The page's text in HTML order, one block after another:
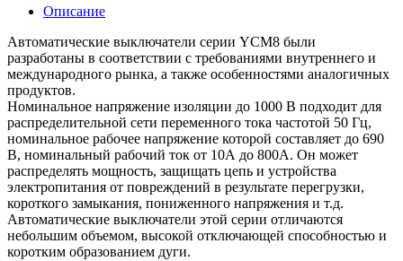
в
литом
корпусе
YCM8-
125
3P
40
A,
25/18kA
400V
H
(CNC
Electric)
Описание
Автоматические выключатели серии YCM8 были
разработаны в соответствии с требованиями внутреннего и
международного рынка, а также особенностями аналогичных
продуктов.
Номинальное напряжение изоляции до 1000 В подходит для
распределительной сети переменного тока частотой 50 Гц,
номинальное рабочее напряжение которой составляет до 690
В, номинальный рабочий ток от 10А до 800А. Он может
распределять мощность, защищать цепь и устройства
электропитания от повреждений в результате перегрузки,
короткого замыкания, пониженного напряжения и т.д.
Автоматические выключатели этой серии отличаются
небольшим объемом, высокой отключающей способностью и
коротким образованием дуги.